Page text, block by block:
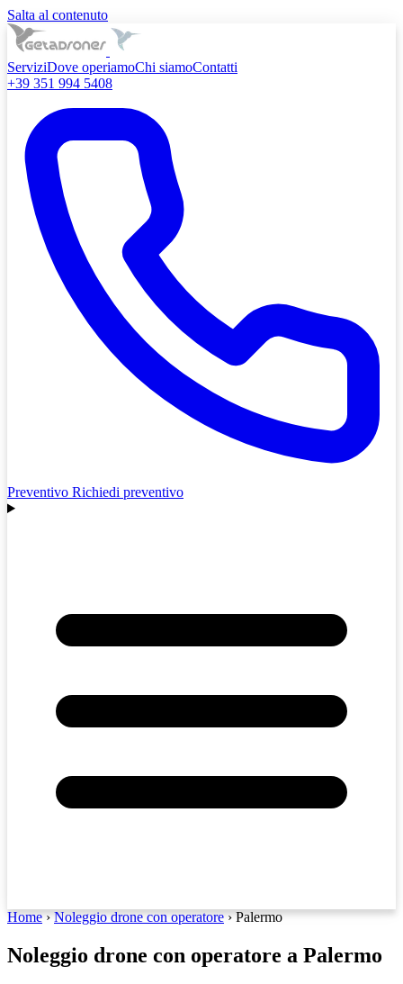
Salta al contenuto
ServiziDove operiamoChi siamoContatti
+39 351 994 5408
Preventivo Richiedi preventivo
Home›Noleggio drone con operatore›Palermo
Noleggio drone con operatore a Palermo